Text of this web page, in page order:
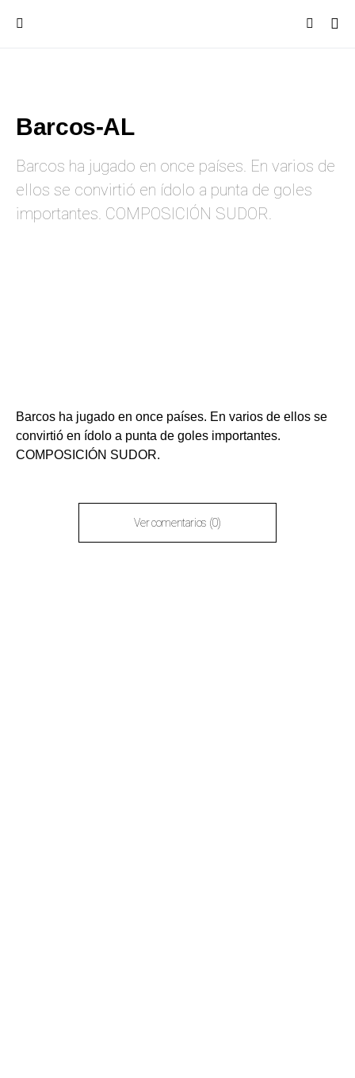
Barcos-AL
Barcos ha jugado en once países. En varios de
ellos se convirtió en ídolo a punta de goles
importantes. COMPOSICIÓN SUDOR.
Barcos ha jugado en once países. En varios de ellos se
convirtió en ídolo a punta de goles importantes.
COMPOSICIÓN SUDOR.
Ver comentarios (0)